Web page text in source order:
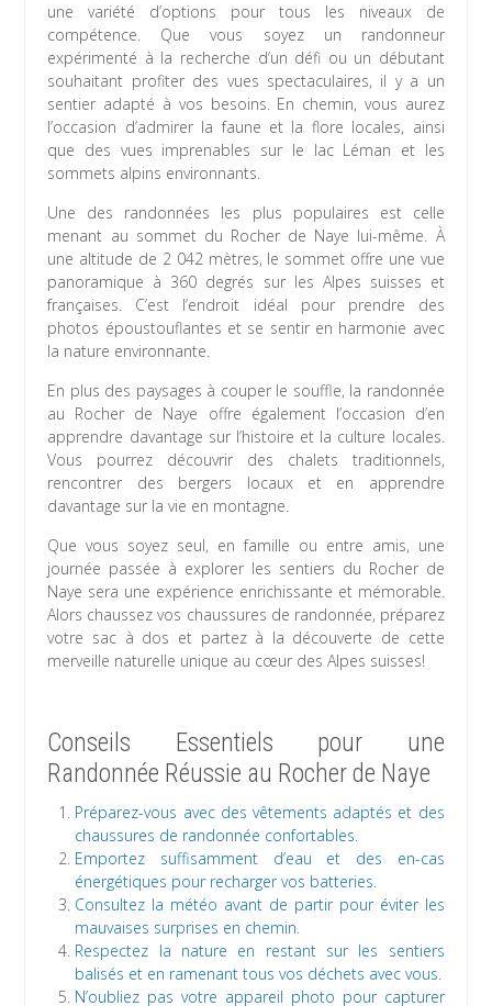
une variété d’options pour tous les niveaux de
compétence. Que vous soyez un randonneur
expérimenté à la recherche d’un défi ou un débutant
souhaitant profiter des vues spectaculaires, il y a un
sentier adapté à vos besoins. En chemin, vous aurez
l’occasion d’admirer la faune et la flore locales, ainsi
que des vues imprenables sur le lac Léman et les
sommets alpins environnants.
Une des randonnées les plus populaires est celle
menant au sommet du Rocher de Naye lui-même. À
une altitude de 2 042 mètres, le sommet offre une vue
panoramique à 360 degrés sur les Alpes suisses et
françaises. C’est l’endroit idéal pour prendre des
photos époustouflantes et se sentir en harmonie avec
la nature environnante.
En plus des paysages à couper le souffle, la randonnée
au Rocher de Naye offre également l’occasion d’en
apprendre davantage sur l’histoire et la culture locales.
Vous pourrez découvrir des chalets traditionnels,
rencontrer des bergers locaux et en apprendre
davantage sur la vie en montagne.
Que vous soyez seul, en famille ou entre amis, une
journée passée à explorer les sentiers du Rocher de
Naye sera une expérience enrichissante et mémorable.
Alors chaussez vos chaussures de randonnée, préparez
votre sac à dos et partez à la découverte de cette
merveille naturelle unique au cœur des Alpes suisses!
Conseils Essentiels pour une
Randonnée Réussie au Rocher de Naye
Préparez-vous avec des vêtements adaptés et des
chaussures de randonnée confortables.
Emportez suffisamment d’eau et des en-cas
énergétiques pour recharger vos batteries.
Consultez la météo avant de partir pour éviter les
mauvaises surprises en chemin.
Respectez la nature en restant sur les sentiers
balisés et en ramenant tous vos déchets avec vous.
N’oubliez pas votre appareil photo pour capturer